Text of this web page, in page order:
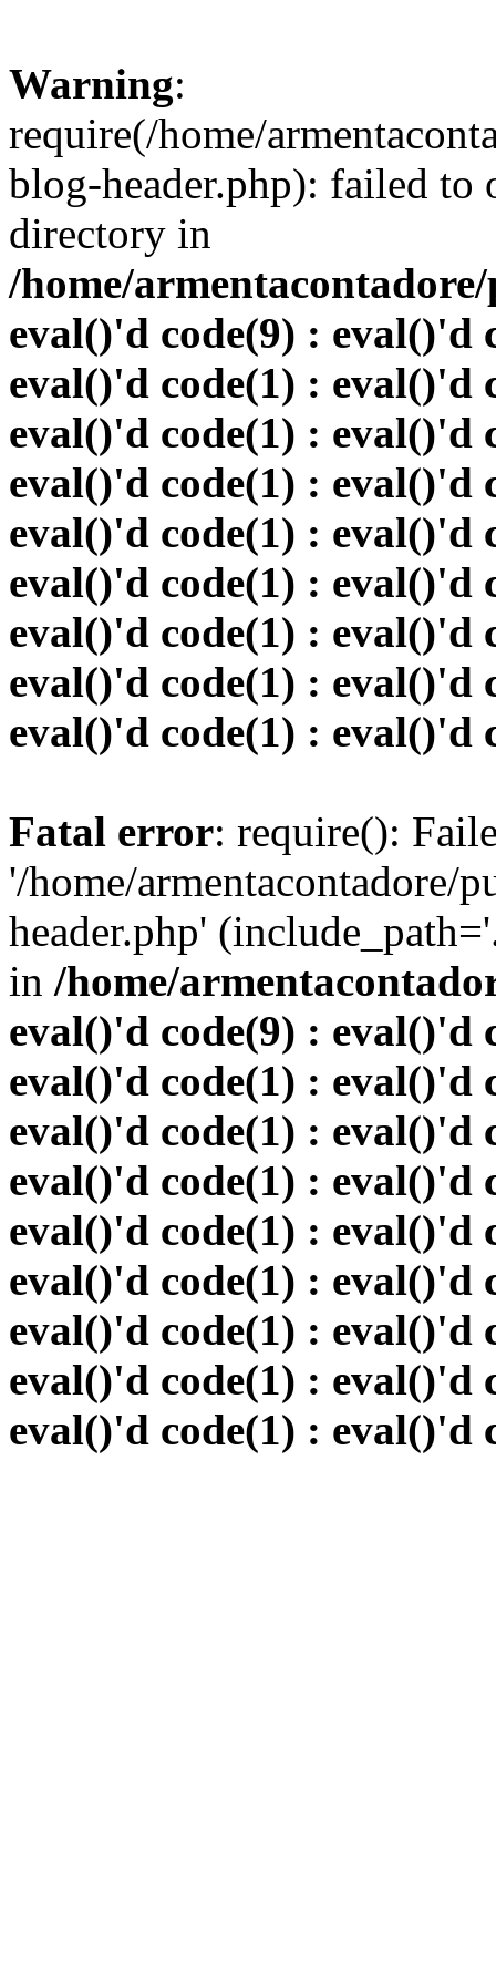
Warning:
require(/home/
blog-header.php): failed to
directory in
/home/
eval()'d code(9) : eval()'d
eval()'d code(1) : eval()'d
eval()'d code(1) : eval()'d
eval()'d code(1) : eval()'d
eval()'d code(1) : eval()'d
eval()'d code(1) : eval()'d
eval()'d code(1) : eval()'d
eval()'d code(1) : eval()'d
eval()'d code(1) : eval()'d
Fatal error: require():
'/home/armentacontadore/
header.php'
in /home/
eval()'d code(9) : eval()'d
eval()'d code(1) : eval()'d
eval()'d code(1) : eval()'d
eval()'d code(1) : eval()'d
eval()'d code(1) : eval()'d
eval()'d code(1) : eval()'d
eval()'d code(1) : eval()'d
eval()'d code(1) : eval()'d
eval()'d code(1) : eval()'d